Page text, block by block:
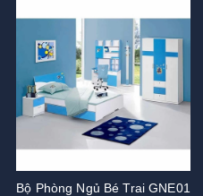
Bộ Phòng Ngủ Bé Trai GNE01